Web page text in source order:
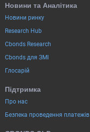
Новини та Аналітика
Новини ринку
Research Hub
Cbonds Research
Cbonds для ЗМІ
Глосарій
Підтримка
Про нас
Безпека проведення платежів